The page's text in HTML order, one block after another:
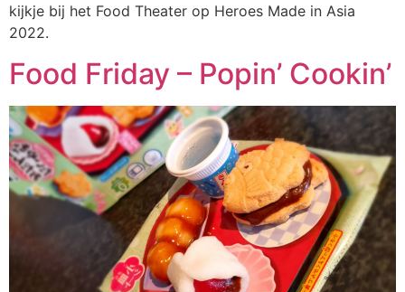
kijkje bij het Food Theater op Heroes Made in Asia
2022.
Food Friday – Popin’ Cookin’